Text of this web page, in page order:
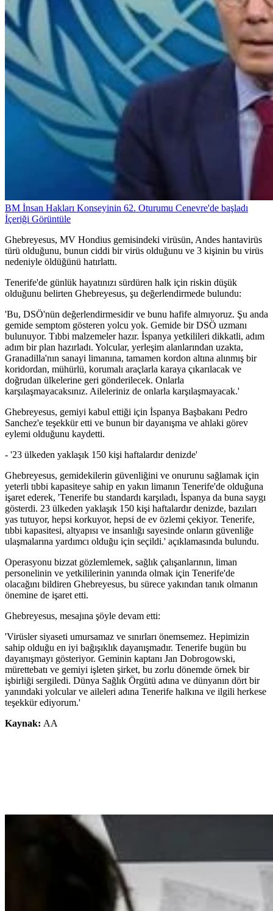
BM İnsan Hakları Konseyinin 62. Oturumu Cenevre'de başladı
İçeriği Görüntüle
Ghebreyesus, MV Hondius gemisindeki virüsün, Andes hantavirüs
türü olduğunu, bunun ciddi bir virüs olduğunu ve 3 kişinin bu virüs
nedeniyle öldüğünü hatırlattı.
Tenerife'de günlük hayatınızı sürdüren halk için riskin düşük
olduğunu belirten Ghebreyesus, şu değerlendirmede bulundu:
'Bu, DSÖ'nün değerlendirmesidir ve bunu hafife almıyoruz. Şu anda
gemide semptom gösteren yolcu yok. Gemide bir DSÖ uzmanı
bulunuyor. Tıbbi malzemeler hazır. İspanya yetkilileri dikkatli, adım
adım bir plan hazırladı. Yolcular, yerleşim alanlarından uzakta,
Granadilla'nın sanayi limanına, tamamen kordon altına alınmış bir
koridordan, mühürlü, korumalı araçlarla karaya çıkarılacak ve
doğrudan ülkelerine geri gönderilecek. Onlarla
karşılaşmayacaksınız. Aileleriniz de onlarla karşılaşmayacak.'
Ghebreyesus, gemiyi kabul ettiği için İspanya Başbakanı Pedro
Sanchez'e teşekkür etti ve bunun bir dayanışma ve ahlaki görev
eylemi olduğunu kaydetti.
- '23 ülkeden yaklaşık 150 kişi haftalardır denizde'
Ghebreyesus, gemidekilerin güvenliğini ve onurunu sağlamak için
yeterli tıbbi kapasiteye sahip en yakın limanın Tenerife'de olduğuna
işaret ederek, 'Tenerife bu standardı karşıladı, İspanya da buna saygı
gösterdi. 23 ülkeden yaklaşık 150 kişi haftalardır denizde, bazıları
yas tutuyor, hepsi korkuyor, hepsi de ev özlemi çekiyor. Tenerife,
tıbbi kapasitesi, altyapısı ve insanlığı sayesinde onların güvenliğe
ulaşmalarına yardımcı olduğu için seçildi.' açıklamasında bulundu.
Operasyonu bizzat gözlemlemek, sağlık çalışanlarının, liman
personelinin ve yetkililerinin yanında olmak için Tenerife'de
olacağını bildiren Ghebreyesus, bu sürece yakından tanık olmanın
önemine de işaret etti.
Ghebreyesus, mesajına şöyle devam etti:
'Virüsler siyaseti umursamaz ve sınırları önemsemez. Hepimizin
sahip olduğu en iyi bağışıklık dayanışmadır. Tenerife bugün bu
dayanışmayı gösteriyor. Geminin kaptanı Jan Dobrogowski,
mürettebatı ve gemiyi işleten şirket, bu zorlu dönemde örnek bir
işbirliği sergiledi. Dünya Sağlık Örgütü adına ve dünyanın dört bir
yanındaki yolcular ve aileleri adına Tenerife halkına ve ilgili herkese
teşekkür ediyorum.'
Kaynak: AA